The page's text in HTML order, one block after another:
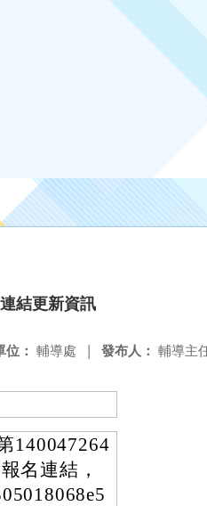
結更新資訊
發布人： 輔導主
： 輔導處 |
140047264
名連結，